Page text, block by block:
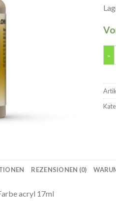
REZENSIONEN (0)
acryl 17ml